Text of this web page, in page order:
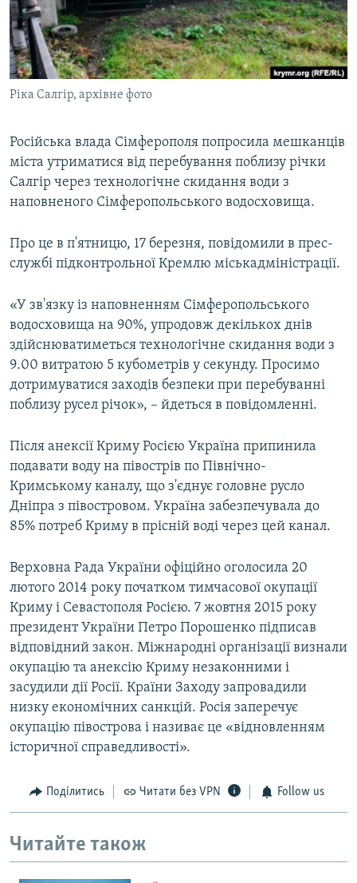
ВІДЕОУРОКИ «ELIFBE»
СВІДЧЕННЯ ОКУПАЦІЇ
УКРАЇНСЬКА ПРОБЛЕМА КРИМУ
ІНФОГРАФІКА
Русский
Qırımtatar
ДОЛУЧАЙСЯ!
Усі сайти RFE/RL
Ріка Салгір, архівне фото
Російська влада Сімферополя попросила мешканців
міста утриматися від перебування поблизу річки
Салгір через технологічне скидання води з
наповненого Сімферопольського водосховища.
Про це в п'ятницю, 17 березня, повідомили в прес-
службі підконтрольної Кремлю міськадміністрації.
«У зв'язку із наповненням Сімферопольського
водосховища на 90%, упродовж декількох днів
здійснюватиметься технологічне скидання води з
9.00 витратою 5 кубометрів у секунду. Просимо
дотримуватися заходів безпеки при перебуванні
поблизу русел річок», – йдеться в повідомленні.
Після анексії Криму Росією Україна припинила
подавати воду на півострів по Північно-
Кримському каналу, що з'єднує головне русло
Дніпра з півостровом. Україна забезпечувала до
85% потреб Криму в прісній воді через цей канал.
Верховна Рада України офіційно оголосила 20
лютого 2014 року початком тимчасової окупації
Криму і Севастополя Росією. 7 жовтня 2015 року
президент України Петро Порошенко підписав
відповідний закон. Міжнародні організації визнали
окупацію та анексію Криму незаконними і
засудили дії Росії. Країни Заходу запровадили
низку економічних санкцій. Росія заперечує
окупацію півострова і називає це «відновленням
історичної справедливості».
Поділитись Читати без VPN Follow us
Читайте також